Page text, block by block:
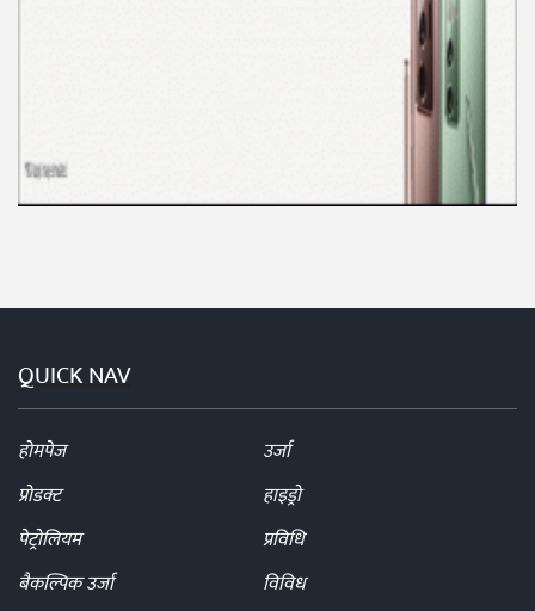
QUICK NAV
होमपेज
उर्जा
प्रोडक्ट
हाइड्रो
पेट्रोलियम
प्रविधि
बैकल्पिक उर्जा
विविध